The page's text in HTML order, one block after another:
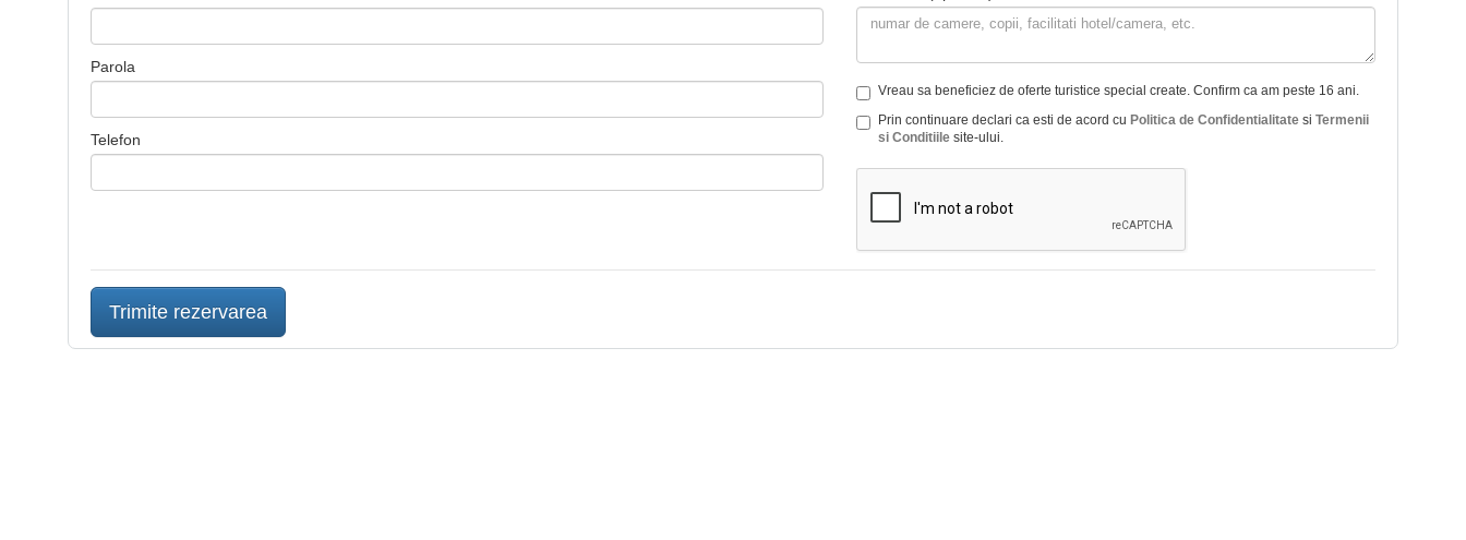
Parola
Telefon
Vreau sa beneficiez de oferte turistice special create. Confirm ca am peste 16 ani.
Prin continuare declari ca esti de acord cu Politica de Confidentialitate siTermenii
si Conditiile site-ului.
Trimite rezervarea